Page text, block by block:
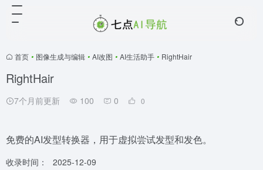
首页 • 图像生成与编辑 • AI改图 • AI生活助手 • RightHair
RightHair
7个月前更新 100 0 0
免费的AI发型转换器，用于虚拟尝试发型和发色。
收录时间： 2025-12-09